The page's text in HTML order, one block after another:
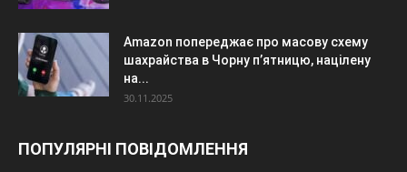
Amazon попереджає про масову схему
шахрайства в Чорну п’ятницю, націлену
на...
30.11.2025
ПОПУЛЯРНІ ПОВІДОМЛЕННЯ